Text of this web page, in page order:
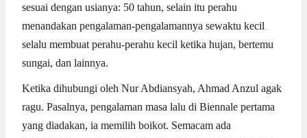
sesuai dengan usianya: 50 tahun, selain itu perahu
menandakan pengalaman-pengalamannya sewaktu kecil
selalu membuat perahu-perahu kecil ketika hujan, bertemu
sungai, dan lainnya.
Ketika dihubungi oleh Nur Abdiansyah, Ahmad Anzul agak
ragu. Pasalnya, pengalaman masa lalu di Biennale pertama
yang diadakan, ia memilih boikot. Semacam ada